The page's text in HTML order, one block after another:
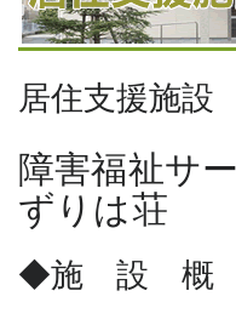
居住支援施設
障害福祉サ
ずりは荘
◆施 設 概